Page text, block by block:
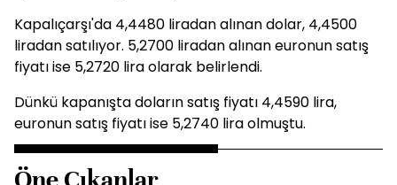
Kapalıçarşı'da 4,4480 liradan alınan dolar, 4,4500
liradan satılıyor. 5,2700 liradan alınan euronun satış
fiyatı ise 5,2720 lira olarak belirlendi.
Dünkü kapanışta doların satış fiyatı 4,4590 lira,
euronun satış fiyatı ise 5,2740 lira olmuştu.